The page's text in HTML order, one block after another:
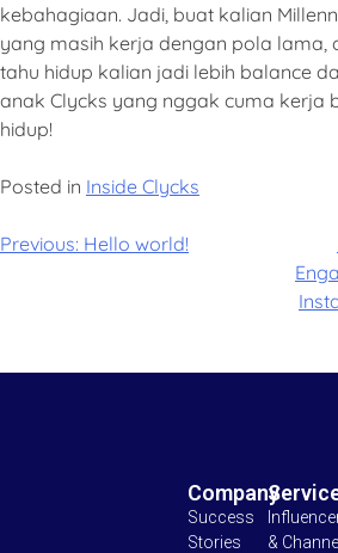
kebahagiaan. Jadi, buat kalian
yang masih kerja dengan pola lama,
tahu hidup kalian jadi lebih balance
anak Clycks yang nggak cuma kerja
hidup!
Posted in Inside Clycks
Previous: Hello world!
& Channel
Company
Success
Stories